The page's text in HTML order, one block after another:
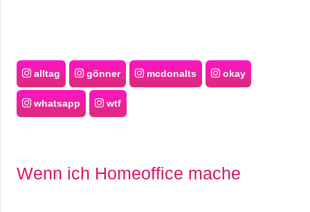
alltag gönner mcdonalts okay
whatsapp wtf
Wenn ich Homeoffice mache